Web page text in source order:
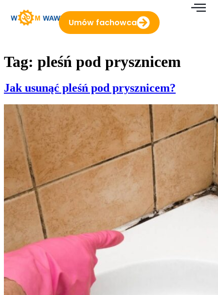
treści
Umów fachowca
Tag: pleśń pod prysznicem
Jak usunąć pleśń pod prysznicem?